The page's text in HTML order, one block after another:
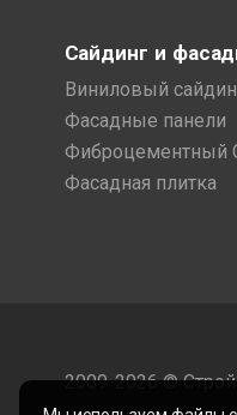
Сайдинг и
Виниловый
Фасадные панели
Фиброцементный
Фасадная плитка
2009-2026 ©